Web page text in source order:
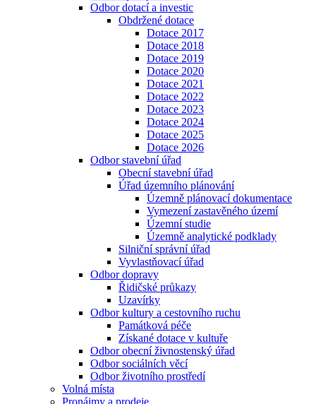
Odbor dotací a investic
Obdržené dotace
Dotace 2017
Dotace 2018
Dotace 2019
Dotace 2020
Dotace 2021
Dotace 2022
Dotace 2023
Dotace 2024
Dotace 2025
Dotace 2026
Odbor stavební úřad
Obecní stavební úřad
Úřad územního plánování
Územně plánovací dokumentace
Vymezení zastavěného území
Územní studie
Územně analytické podklady
Silniční správní úřad
Vyvlastňovací úřad
Odbor dopravy
Řidičské průkazy
Uzavírky
Odbor kultury a cestovního ruchu
Památková péče
Získané dotace v kultuře
Odbor obecní živnostenský úřad
Odbor sociálních věcí
Odbor životního prostředí
Volná místa
Pronájmy a prodeje